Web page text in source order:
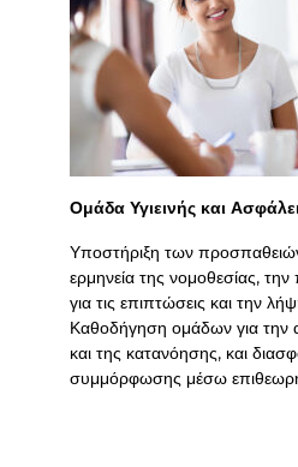
Ομάδα Υγιεινής και
Υποστήριξη των
ερμηνεία της νομοθεσίας,
για τις επιπτώσεις και την
Καθοδήγηση ομάδων για
και της κατανόησης, και
συμμόρφωσης μέσω